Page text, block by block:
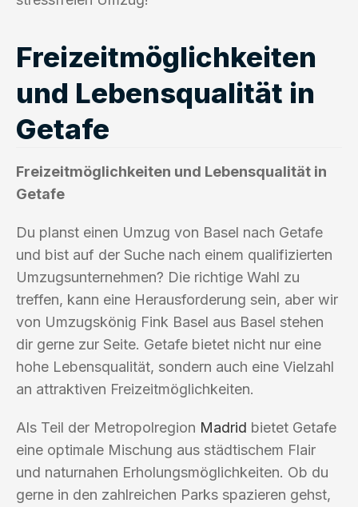
Freizeitmöglichkeiten
und Lebensqualität in
Getafe
Freizeitmöglichkeiten und Lebensqualität in
Getafe
Du planst einen Umzug von Basel nach Getafe
und bist auf der Suche nach einem qualifizierten
Umzugsunternehmen? Die richtige Wahl zu
treffen, kann eine Herausforderung sein, aber wir
von Umzugskönig Fink Basel aus Basel stehen
dir gerne zur Seite. Getafe bietet nicht nur eine
hohe Lebensqualität, sondern auch eine Vielzahl
an attraktiven Freizeitmöglichkeiten.
Als Teil der Metropolregion Madrid bietet Getafe
eine optimale Mischung aus städtischem Flair
und naturnahen Erholungsmöglichkeiten. Ob du
gerne in den zahlreichen Parks spazieren gehst,